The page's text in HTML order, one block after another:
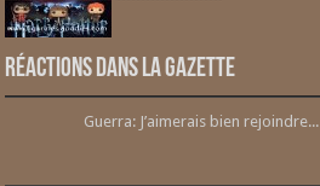
Réactions dans la gazette
Guerra: J’aimerais bien rejoindre...